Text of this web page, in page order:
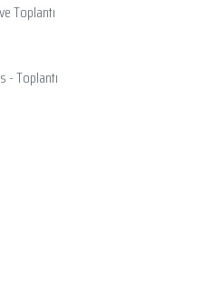
Toplantı
- Toplantı